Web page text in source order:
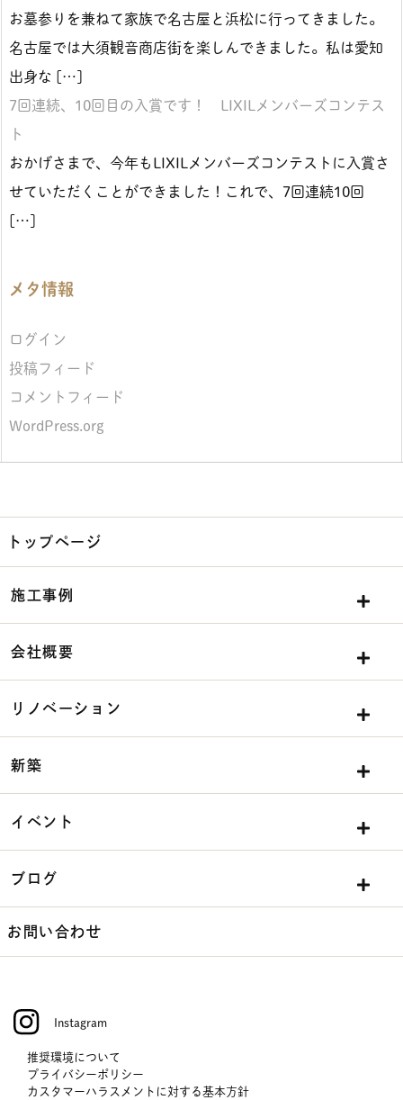
お墓参りを兼ねて家族で名古屋と浜松に行ってきました。
名古屋では大須観音商店街を楽しんできました。私は愛知
出身な […]
7回連続、10回目の入賞です！ LIXILメンバーズコンテス
ト
おかげさまで、今年もLIXILメンバーズコンテストに入賞さ
せていただくことができました！これで、7回連続10回
[…]
メタ情報
ログイン
投稿フィード
コメントフィード
WordPress.org
トップページ
施工事例
会社概要
リノベーション
新築
イベント
ブログ
お問い合わせ
Instagram
推奨環境について
プライバシーポリシー
カスタマーハラスメントに対する基本方針